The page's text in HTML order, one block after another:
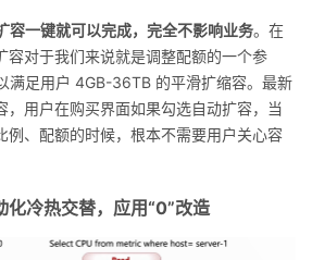
容一键就可以完成，完全不影响业务。在
容对于我们来说就是调整配额的一个参
满足用户 4GB-36TB 的平滑扩缩容。最新
，用户在购买界面如果勾选自动扩容，当
例、配额的时候，根本不需要用户关心容
冷热交替，应用“0”改造